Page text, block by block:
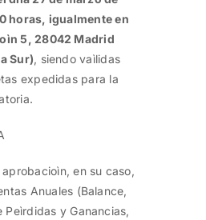
horas, igualmente en
5, 28042 Madrid
Sur), siendo vaìlidas
expedidas para la
aprobacioìn, en su caso,
Anuales (Balance,
Peìrdidas y Ganancias,